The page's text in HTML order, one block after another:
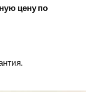
цену по